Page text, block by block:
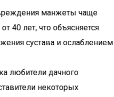
манжеты чаще
40 лет, что объясняется
сустава и ослаблением
любители дачного
некоторых